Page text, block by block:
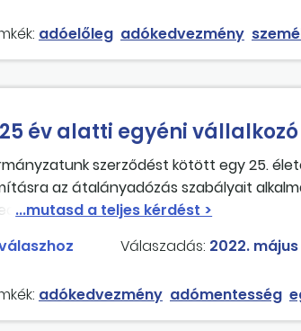
adóelőleg adókedvezmény
év alatti egyéni
szerződést kötött egy 25.
az átalányadózás szabályait
Válaszadás: 2022. május
adókedvezmény adómentesség